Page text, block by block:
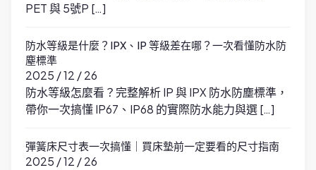
PET 與 5號P […]
防水等級是什麼？IPX、IP 等級差在哪？一次看懂防水防
塵標準
2025 / 12 / 26
防水等級怎麼看？完整解析 IP 與 IPX 防水防塵標準，
帶你一次搞懂 IP67、IP68 的實際防水能力與選 […]
彈簧床尺寸表一次搞懂｜買床墊前一定要看的尺寸指南
2025 / 12 / 26